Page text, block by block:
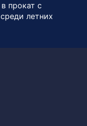
прокат с
летних